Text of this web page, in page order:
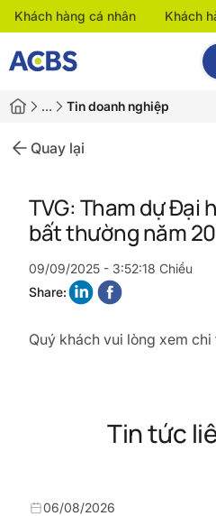
Khách hàng cá nhân Khách
… Tin doanh nghiệp
Quay lại
TVG: Tham dự Đại
bất thường năm
09/09/2025 - 3:52:18 Chiều
Share:
Quý khách vui lòng xem chi
Tin tức
06/08/2026